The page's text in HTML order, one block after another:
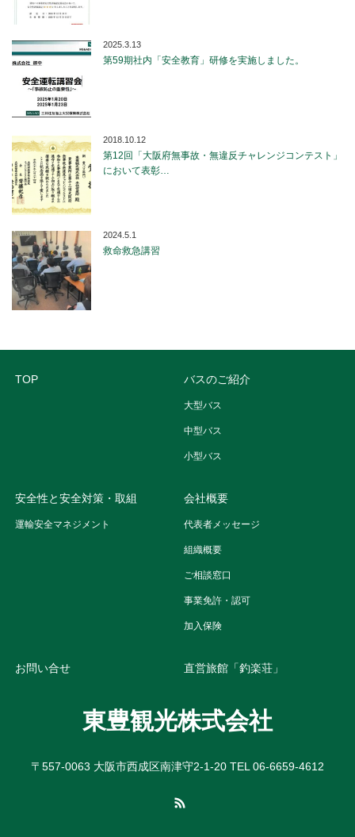
2025.3.13
第59期社内「安全教育」研修を実施しました。
2018.10.12
第12回「大阪府無事故・無違反チャレンジコンテスト」
において表彰…
2024.5.1
救命救急講習
TOP バスのご紹介
大型バス
中型バス
小型バス
安全性と安全対策・取組
運輸安全マネジメント
会社概要
代表者メッセージ
組織概要
ご相談窓口
事業免許・認可
加入保険
お問い合せ 直営旅館「釣楽荘」
東豊観光株式会社
〒557-0063 大阪市西成区南津守2-1-20 TEL 06-6659-4612